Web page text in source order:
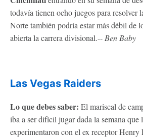
todavía tienen ocho juegos para resolver
Norte también podría estar más débil de
abierta la carrera divisional.-- Ben Baby
Las Vegas Raiders
Lo que debes saber: El mariscal de
iba a ser difícil jugar dada la semana que
experimentaron con el ex receptor